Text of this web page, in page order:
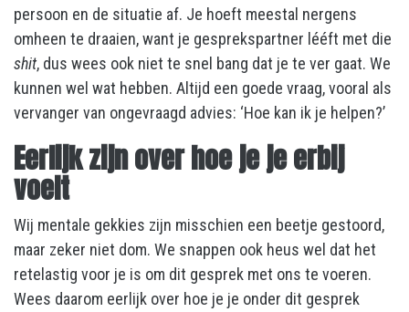
persoon en de situatie af. Je hoeft meestal nergens
omheen te draaien, want je gesprekspartner lééft met die
shit, dus wees ook niet te snel bang dat je te ver gaat. We
kunnen wel wat hebben. Altijd een goede vraag, vooral als
vervanger van ongevraagd advies: ‘Hoe kan ik je helpen?’
Eerlijk zijn over hoe je je erbij
voelt
Wij mentale gekkies zijn misschien een beetje gestoord,
maar zeker niet dom. We snappen ook heus wel dat het
retelastig voor je is om dit gesprek met ons te voeren.
Wees daarom eerlijk over hoe je je onder dit gesprek